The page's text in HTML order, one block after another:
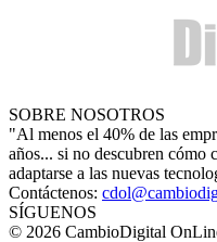
SOBRE NOSOTROS
"Al menos el 40% de las
años... si no descubren cómo
adaptarse a las nuevas
Contáctenos:
SÍGUENOS
© 2026 CambioDigital